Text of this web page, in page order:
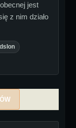
jest
z nim działo